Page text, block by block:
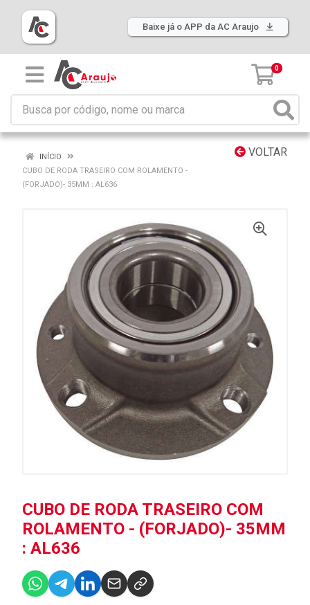
Baixe já o APP da AC Araujo
0
VOLTAR
INÍCIO
CUBO DE RODA TRASEIRO COM ROLAMENTO -
(FORJADO)- 35MM : AL636
CUBO DE RODA TRASEIRO COM
ROLAMENTO - (FORJADO)- 35MM
: AL636